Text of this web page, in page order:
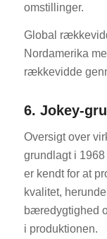
omstillinger.
Global
Nordamerika
rækkevidde
6. Jokey-
Oversigt over
grundlagt i
er kendt for at
kvalitet,
bæredygtighed
i produktionen.